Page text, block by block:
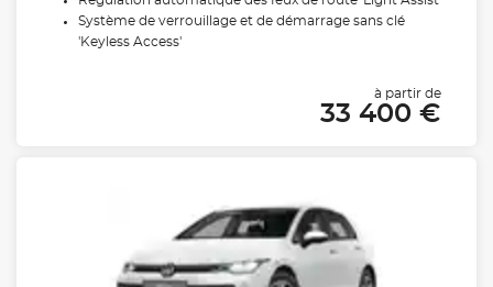
Système de verrouillage et de démarrage sans clé
'Keyless Access'
à partir de
33 400 €